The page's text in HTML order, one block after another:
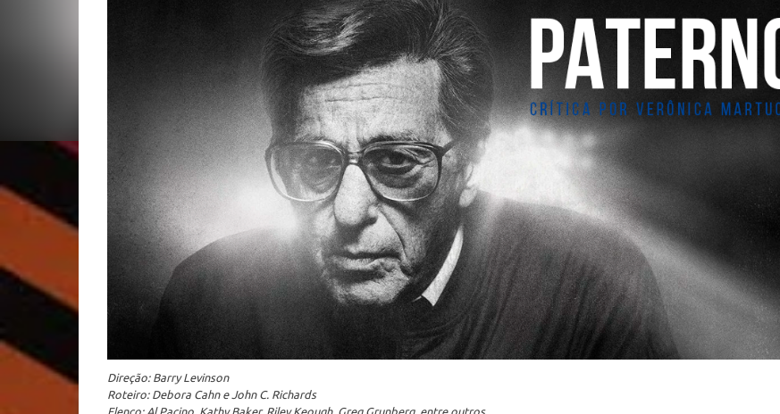
Direção: Barry Levinson
Roteiro: Debora Cahn e John C. Richards
Elenco: Al Pacino, Kathy Baker, Riley Keough, Greg Grunberg, entre outros